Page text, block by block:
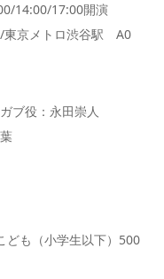
14:00/17:00開演
京メトロ渋谷駅 A0
ブ役：永田崇人
ども（小学生以下）500